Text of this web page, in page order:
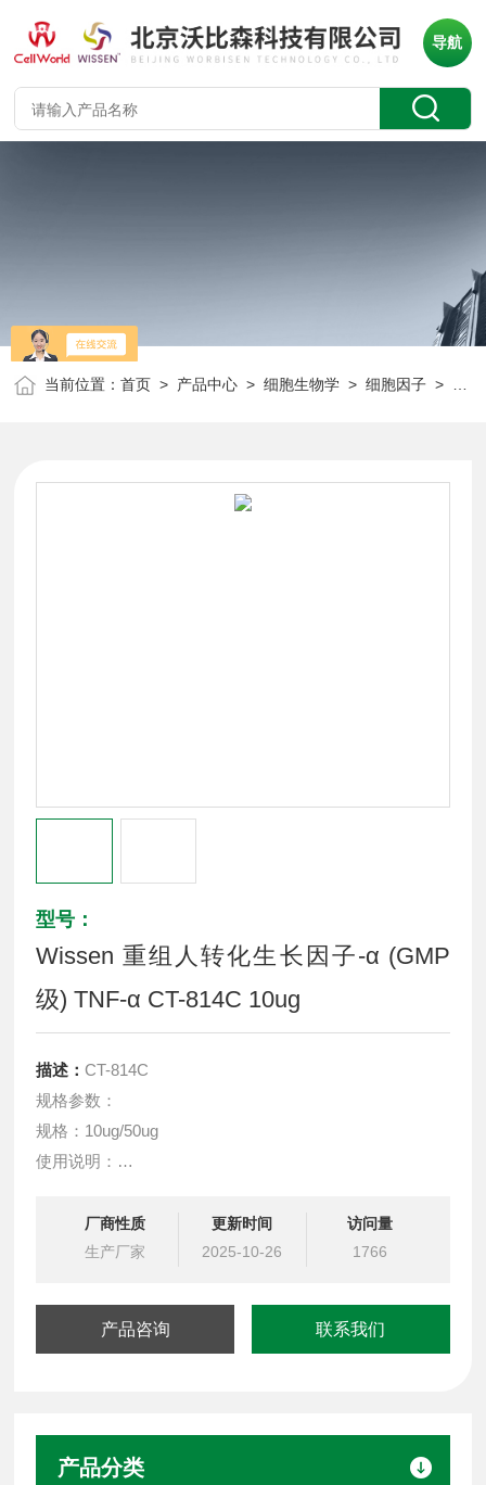
导航
当前位置：首页 > 产品中心 >细胞生物学 >细胞因子 > Wissen 重组人转化生长因子-α (GMP级) TNF-α CT-814C 10ug
型号：
Wissen 重组人转化生长因子-α (GMP
级) TNF-α CT-814C 10ug
描述：CT-814C
规格参数：
规格：10ug/50ug
使用说明：
-80°C 的无菌条件下放置 6 个月，复溶后在 2°C 至 8°C
下，在无菌条件下放置 7-10 天，避免反复冻融。
厂商性质
生产厂家
更新时间
2025-10-26
访问量
1766
产品咨询 联系我们
产品分类